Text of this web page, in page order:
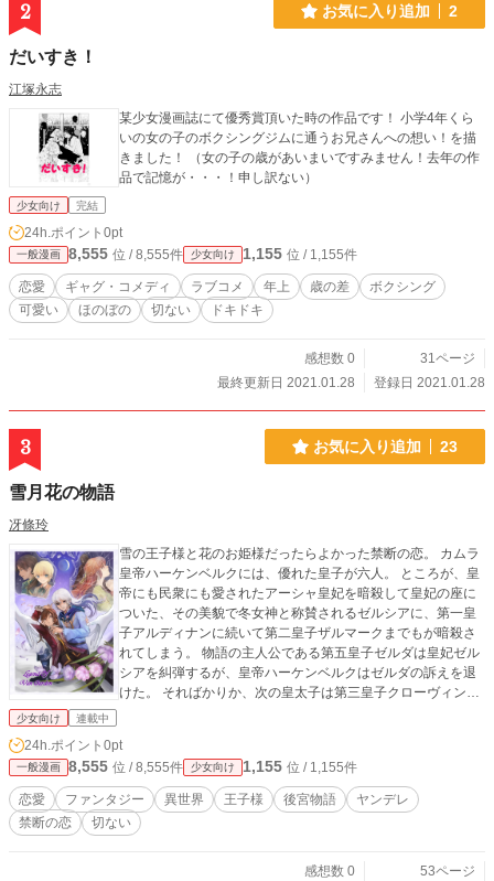
2 お気に入り追加 2
だいすき！
江塚永志
某少女漫画誌にて優秀賞頂いた時の作品です！ 小学4年くら
いの女の子のボクシングジムに通うお兄さんへの想い！を描
きました！ （女の子の歳があいまいですみません！去年の作
品で記憶が・・・！申し訳ない）
少女向け 完結
24h.ポイント 0pt
一般漫画 8,555 位 / 8,555件 少女向け 1,155 位 / 1,155件
恋愛 ギャグ・コメディ ラブコメ 年上 歳の差
ボクシング
可愛い
ほのぼの 切ない ドキドキ
感想数 0
31ページ
最終更新日 2021.01.28
登録日 2021.01.28
3 お気に入り追加 23
雪月花の物語
冴條玲
雪の王子様と花のお姫様だったらよかった禁断の恋。 カムラ
皇帝ハーケンベルクには、優れた皇子が六人。 ところが、皇
帝にも民衆にも愛されたアーシャ皇妃を暗殺して皇妃の座に
ついた、その美貌で冬女神と称賛されるゼルシアに、第一皇
子アルディナンに続いて第二皇子ザルマークまでもが暗殺さ
れてしまう。 物語の主人公である第五皇子ゼルダは皇妃ゼル
シアを糾弾するが、皇帝ハーケンベルクはゼルダの訴えを退
けた。 そればかりか、次の皇太子は第三皇子クローヴィンス
ゼルシアの皇子であるヴァン・ガーディナに仕えることを強
いられたゼルダは強く反発するが――？ ** * ** * ** 叶わぬ願
いを胸に、ひとりの皇子は、真実の記憶を永遠に忘却するこ
とを願った。 たとえ、辛く悲しい記憶でも、ひとりの皇子
は、真実を決して忘れないことを、その魂に誓った。 対極の
少女向け 連載中
24h.ポイント 0pt
一般漫画 8,555 位 / 8,555件 少女向け 1,155 位 / 1,155件
恋愛 ファンタジー 異世界 王子様 後宮物語
ヤンデレ
禁断の恋
切ない
感想数 0
53ページ